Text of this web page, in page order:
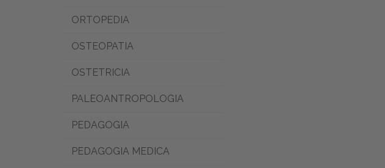
ORTOPEDIA
OSTEOPATIA
OSTETRICIA
PALEOANTROPOLOGIA
PEDAGOGIA
PEDAGOGIA MEDICA